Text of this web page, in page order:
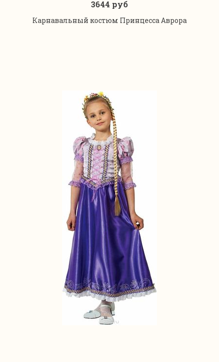
3644 руб
Карнавальный костюм Принцесса Аврора